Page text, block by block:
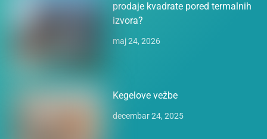
prodaje kvadrate pored termalnih
izvora?
maj 24, 2026
Kegelove vežbe
decembar 24, 2025